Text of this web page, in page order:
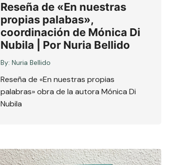
Reseña de «En nuestras
propias palabas»,
coordinación de Mónica Di
Nubila | Por Nuria Bellido
By: Nuria Bellido
Reseña de «En nuestras propias
palabras» obra de la autora Mónica Di
Nubila